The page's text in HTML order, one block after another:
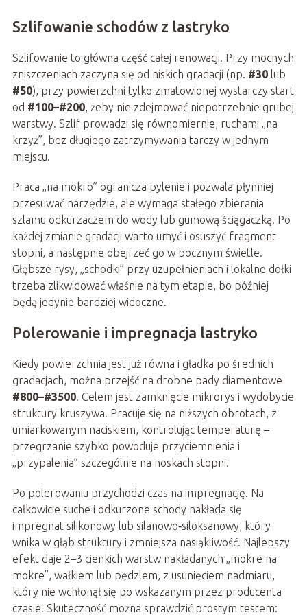
Szlifowanie schodów z lastryko
Szlifowanie to główna część całej renowacji. Przy mocnych
zniszczeniach zaczyna się od niskich gradacji (np. #30lub
#50), przy powierzchni tylko zmatowionej wystarczy start
od #100–#200, żeby nie zdejmować niepotrzebnie grubej
warstwy. Szlif prowadzi się równomiernie, ruchami „na
krzyż”, bez długiego zatrzymywania tarczy w jednym
miejscu.
Praca „na mokro” ogranicza pylenie i pozwala płynniej
przesuwać narzędzie, ale wymaga stałego zbierania
szlamu odkurzaczem do wody lub gumową ściągaczką. Po
każdej zmianie gradacji warto umyć i osuszyć fragment
stopni, a następnie obejrzeć go w bocznym świetle.
Głębsze rysy, „schodki” przy uzupełnieniach i lokalne dołki
trzeba zlikwidować właśnie na tym etapie, bo później
będą jedynie bardziej widoczne.
Polerowanie i impregnacja lastryko
Kiedy powierzchnia jest już równa i gładka po średnich
gradacjach, można przejść na drobne pady diamentowe
#800–#3500. Celem jest zamknięcie mikrorys i wydobycie
struktury kruszywa. Pracuje się na niższych obrotach, z
umiarkowanym naciskiem, kontrolując temperaturę –
przegrzanie szybko powoduje przyciemnienia i
„przypalenia” szczególnie na noskach stopni.
Po polerowaniu przychodzi czas na impregnację. Na
całkowicie suche i odkurzone schody nakłada się
impregnat silikonowy lub silanowo‑siloksanowy, który
wnika w głąb struktury i zmniejsza nasiąkliwość. Najlepszy
efekt daje 2–3 cienkich warstw nakładanych „mokre na
mokre”, wałkiem lub pędzlem, z usunięciem nadmiaru,
który nie wchłonął się po wskazanym przez producenta
czasie. Skuteczność można sprawdzić prostym testem: